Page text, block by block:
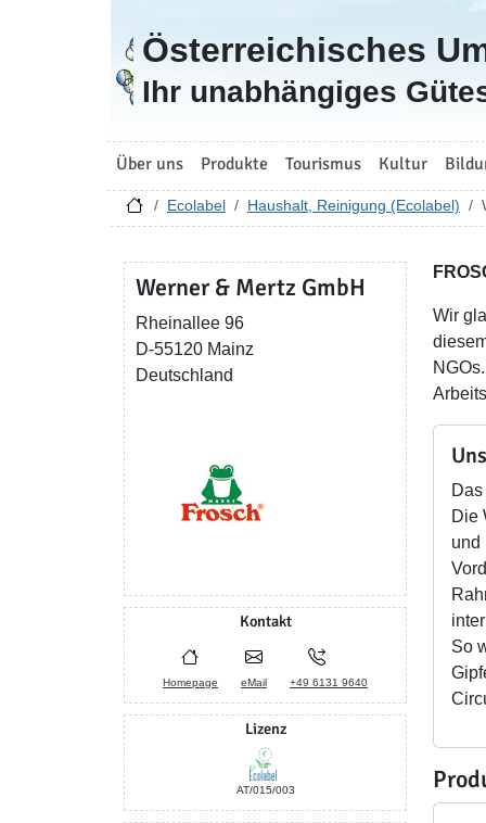
Zur Startseite
Österreichisches
Ihr unabhängiges
Über uns Produkte Tourismus Kultur
Ecolabel Haushalt, Reinigung (Ecolabel)
Werner & Mertz GmbH
Rheinallee 96
D-55120 Mainz
Deutschland
Kontakt
Homepage eMail +49 6131 9640
Lizenz
AT/015/003
Wir
Die
und
So